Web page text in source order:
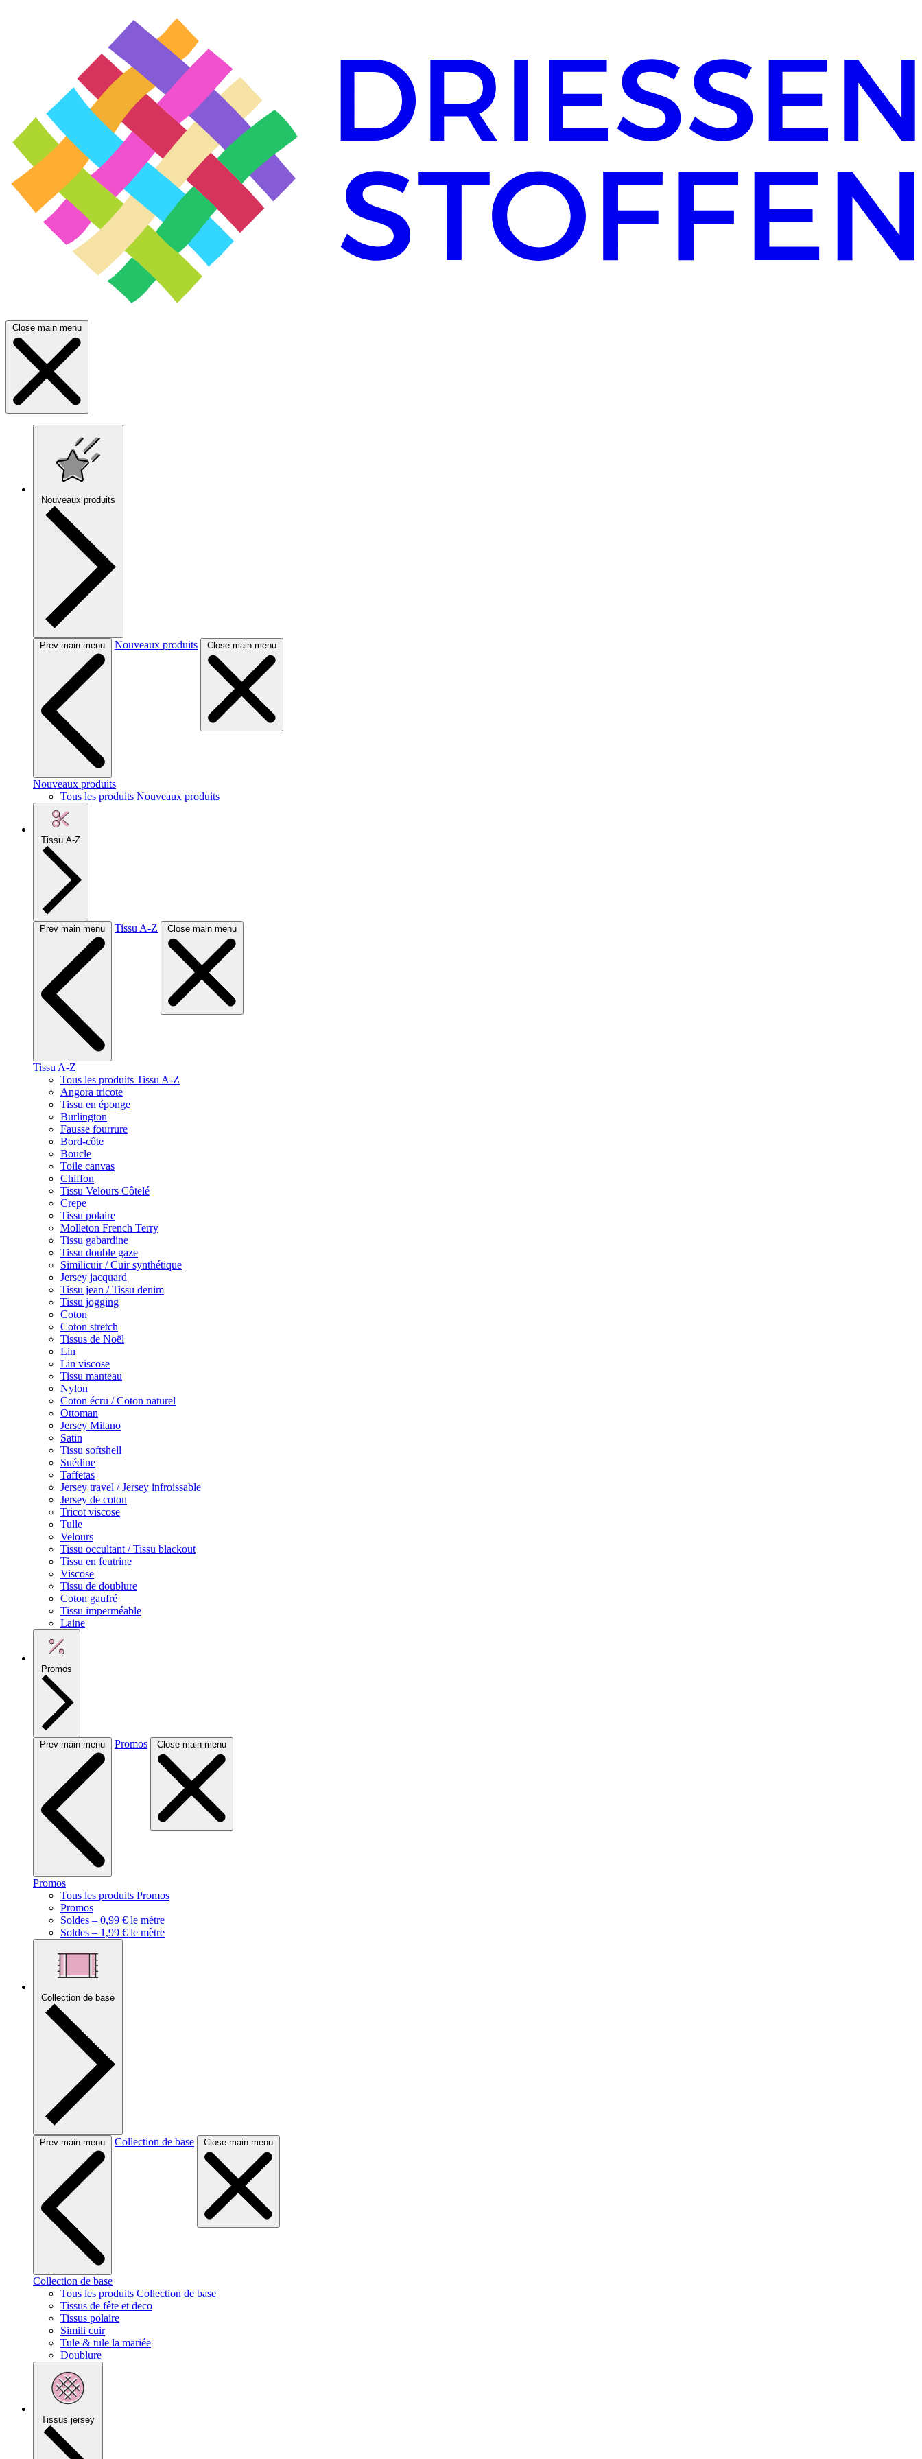
Close main menu
Nouveaux produits
Prev main menu Nouveaux produits Close main menu
Nouveaux produits
Tous les produits Nouveaux produits
Tissu A-Z
Prev main menu Tissu A-Z Close main menu
Tissu A-Z
Tous les produits Tissu A-Z
Angora tricote
Tissu en éponge
Burlington
Fausse fourrure
Bord-côte
Boucle
Toile canvas
Chiffon
Tissu Velours Côtelé
Crepe
Tissu polaire
Molleton French Terry
Tissu gabardine
Tissu double gaze
Similicuir / Cuir synthétique
Jersey jacquard
Tissu jean / Tissu denim
Tissu jogging
Coton
Coton stretch
Tissus de Noël
Lin
Lin viscose
Tissu manteau
Nylon
Coton écru / Coton naturel
Ottoman
Jersey Milano
Satin
Tissu softshell
Suédine
Taffetas
Jersey travel / Jersey infroissable
Jersey de coton
Tricot viscose
Tulle
Velours
Tissu occultant / Tissu blackout
Tissu en feutrine
Viscose
Tissu de doublure
Coton gaufré
Tissu imperméable
Laine
Promos
Prev main menu Promos Close main menu
Promos
Tous les produits Promos
Promos
Soldes – 0,99 € le mètre
Soldes – 1,99 € le mètre
Collection de base
Prev main menu Collection de base Close main menu
Collection de base
Tous les produits Collection de base
Tissus de fête et deco
Tissus polaire
Simili cuir
Tule & tule la mariée
Doublure
Tissus jersey